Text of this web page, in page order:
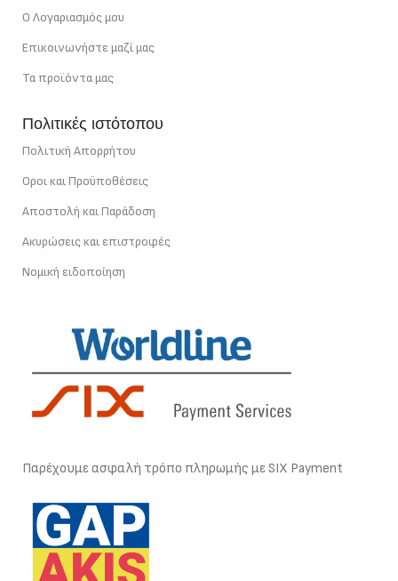
Ο Λογαριασμός μου
Επικοινωνήστε μαζί μας
Τα προϊόντα μας
Πολιτικές ιστότοπου
Πολιτική Απορρήτου
Οροι και Προϋποθέσεις
Αποστολή και Παράδοση
Ακυρώσεις και επιστροφές
Νομική ειδοποίηση
Παρέχουμε ασφαλή τρόπο πληρωμής με SIX Payment